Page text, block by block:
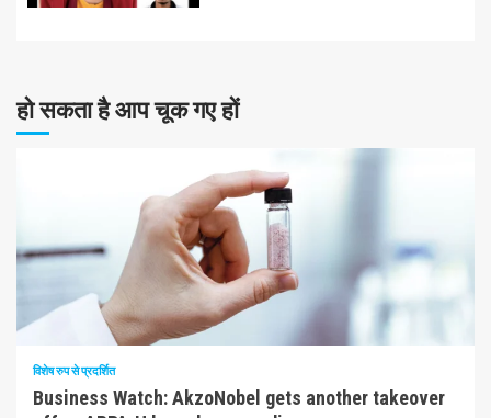
हो सकता है आप चूक गए हों
10 न्यूनतम पढ़ा
विशेष रुप से प्रदर्शित
Business Watch: AkzoNobel gets another takeover